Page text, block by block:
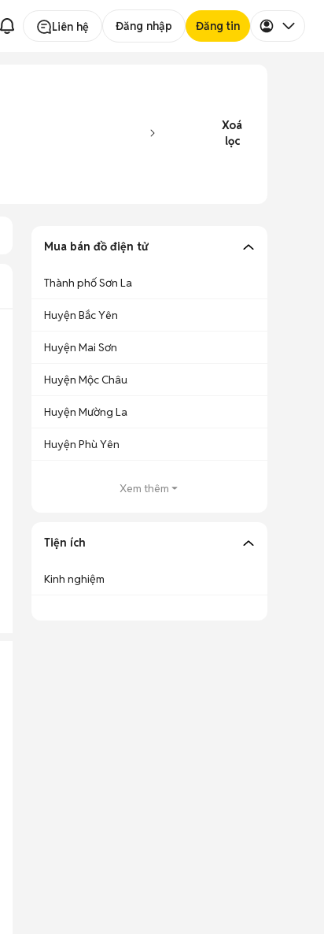
Liên hệ Đăng nhập Đăng tin
Xoá
lọc
Mua bán đồ điện tử
Thành phố Sơn La
Huyện Bắc Yên
Huyện Mai Sơn
Huyện Mộc Châu
Huyện Mường La
Huyện Phù Yên
Xem thêm
Tiện ích
Kinh nghiệm